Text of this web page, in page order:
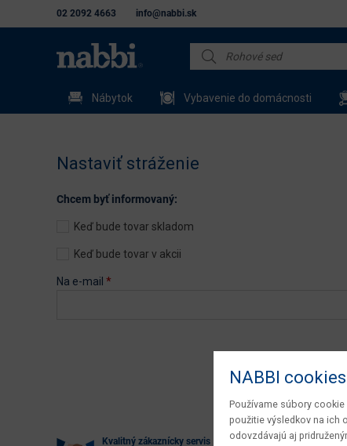
02 2092 4663 info@nabbi.sk
Nábytok Vybavenie do domácnosti
Nastaviť stráženie
Chcem byť informovaný:
Keď bude tovar skladom
Keď bude tovar v akcii
Na e-mail *
Kvalitný zákaznícky servis
NABBI cookies
Používame súbory
použitie výsledkov na ich
odovzdávajú aj